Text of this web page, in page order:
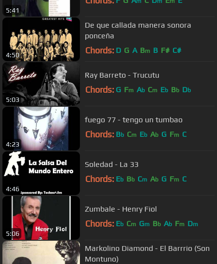
5:41
4:50
De que callada manera sonora
ponceña
Chords: D G A Bm B F# C#
5:03
Ray Barreto - Trucutu
Chords: G Fm Ab Cm Eb Bb Db
4:23
fuego 77 - tengo un tumbao
Chords: Bb Cm Eb Ab G Fm C
4:46
Soledad - La 33
Chords: Eb Bb Cm Ab G Fm C
5:06
Zumbale - Henry Fiol
Chords: Eb Cm Gm Bb Ab Fm Dm
Markolino Diamond - El Barrrio (Son
Montuno)